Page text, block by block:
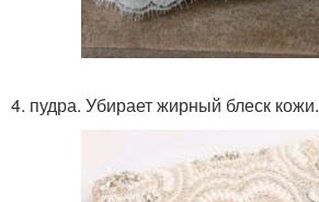
4. пудра. Убирает жирный блеск кожи.